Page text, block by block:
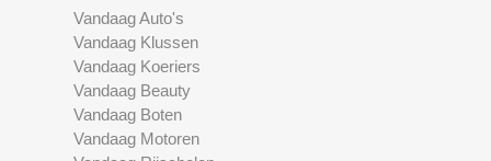
Vandaag Auto's
Vandaag Klussen
Vandaag Koeriers
Vandaag Beauty
Vandaag Boten
Vandaag Motoren